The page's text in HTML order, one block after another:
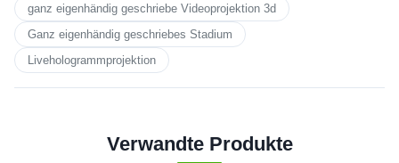
ganz eigenhändig geschriebe Videoprojektion 3d
Ganz eigenhändig geschriebes Stadium
Livehologrammprojektion
Verwandte Produkte